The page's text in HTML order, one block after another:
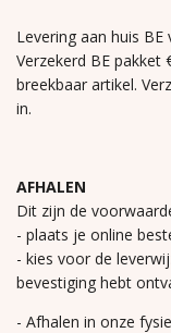
Levering aan huis
Verzekerd BE pakket
breekbaar artikel.
in.
AFHALEN
Dit zijn de
- plaats je online
- kies voor de
bevestiging hebt
- Afhalen in onze